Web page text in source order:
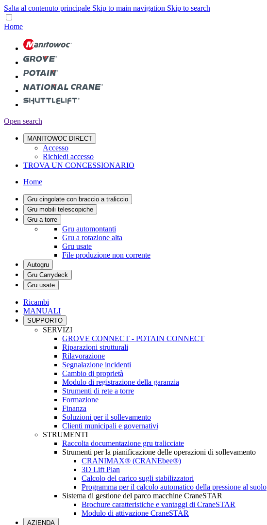
Salta al contenuto principale Skip to main navigation Skip to search
Home
Open search
MANITOWOC DIRECT
Accesso
Richiedi accesso
TROVA UN CONCESSIONARIO
Home
Gru cingolate con braccio a traliccio
Gru mobili telescopiche
Gru a torre
Gru automontanti
Gru a rotazione alta
Gru usate
File produzione non corrente
Autogru
Gru Carrydeck
Gru usate
Ricambi
MANUALI
SUPPORTO
SERVIZI
GROVE CONNECT - POTAIN CONNECT
Riparazioni strutturali
Rilavorazione
Segnalazione incidenti
Cambio di proprietà
Modulo di registrazione della garanzia
Strumenti di rete a torre
Formazione
Finanza
Soluzioni per il sollevamento
Clienti municipali e governativi
STRUMENTI
Raccolta documentazione gru tralicciate
Strumenti per la pianificazione delle operazioni di sollevamento
CRANIMAX® (CRANEbee®)
3D Lift Plan
Calcolo del carico sugli stabilizzatori
Programma per il calcolo automatico della pressione al suolo
Sistema di gestione del parco macchine CraneSTAR
Brochure caratteristiche e vantaggi di CraneSTAR
Modulo di attivazione CraneSTAR
AZIENDA